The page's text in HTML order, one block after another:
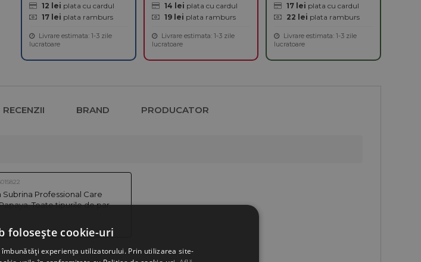
12 lei plata cu cardul
17 lei plata ramburs
Livrare estimata: 1-3 zile
lucratoare
14 lei plata cu cardul
19 lei plata ramburs
Livrare estimata: 1-3 zile
lucratoare
17 lei plata cu cardul
22 lei plata ramburs
Livrare estimata: 1-3 zile
lucratoare
RECENZII BRAND PRODUCATOR
Subrina Professional Care
Toate tipurile de par,
folosește cookie-uri
experiența utilizatorului. Prin utilizarea site-